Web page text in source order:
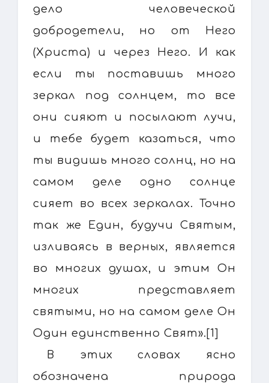
дело человеческой
добродетели, но от Него
(Христа) и через Него. И как
если ты поставишь много
зеркал под солнцем, то все
они сияют и посылают лучи,
и тебе будет казаться, что
ты видишь много солнц, но на
самом деле одно солнце
сияет во всех зеркалах. Точно
так же Един, будучи Святым,
изливаясь в верных, является
во многих душах, и этим Он
многих представляет
святыми, но на самом деле Он
Один единственно Свят».[1]
В этих словах ясно
обозначена природа